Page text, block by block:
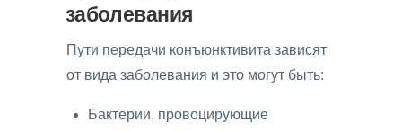
заболевания
Пути передачи конъюнктивита зависят
от вида заболевания и это могут быть:
Бактерии, провоцирующие